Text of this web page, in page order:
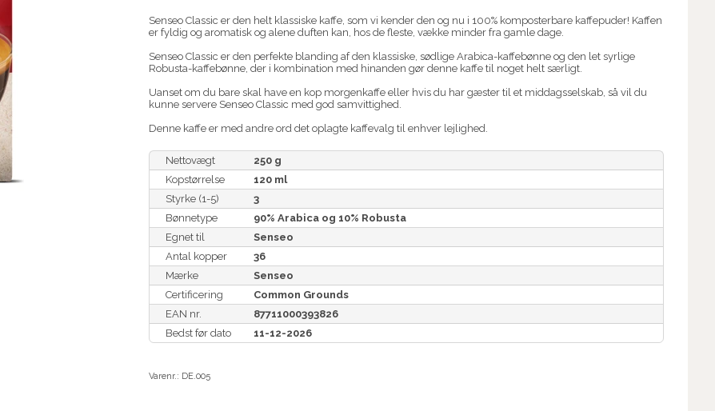
Senseo Classic er den helt klassiske kaffe, som vi kender den og nu i 100% komposterbare kaffepuder! Kaffen
er fyldig og aromatisk og alene duften kan, hos de fleste, vække minder fra gamle dage.
Senseo Classic er den perfekte blanding af den klassiske, sødlige Arabica-kaffebønne og den let syrlige
Robusta-kaffebønne, der i kombination med hinanden gør denne kaffe til noget helt særligt.
Uanset om du bare skal have en kop morgenkaffe eller hvis du har gæster til et middagsselskab, så vil du
kunne servere Senseo Classic med god samvittighed.
Denne kaffe er med andre ord det oplagte kaffevalg til enhver lejlighed.
Nettovægt
250 g
Kopstørrelse
120 ml
Styrke (1-5)
3
Bønnetype
90% Arabica og 10% Robusta
Egnet til
Senseo
Antal kopper
36
Mærke
Senseo
Certificering
Common Grounds
EAN nr.
87711000393826
Bedst før dato
11-12-2026
Varenr.: DE.005